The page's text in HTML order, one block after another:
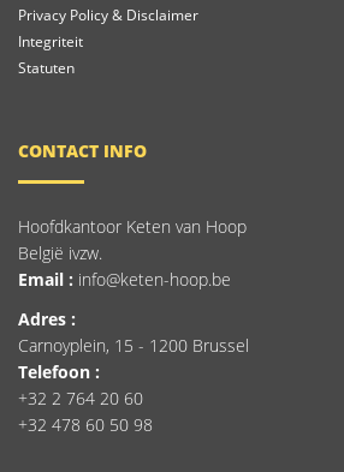
Privacy Policy & Disclaimer
Integriteit
Statuten
CONTACT INFO
Hoofdkantoor Keten van Hoop
België ivzw.
Email : info@keten-hoop.be
Adres :
Carnoyplein, 15 - 1200 Brussel
Telefoon :
+32 2 764 20 60
+32 478 60 50 98